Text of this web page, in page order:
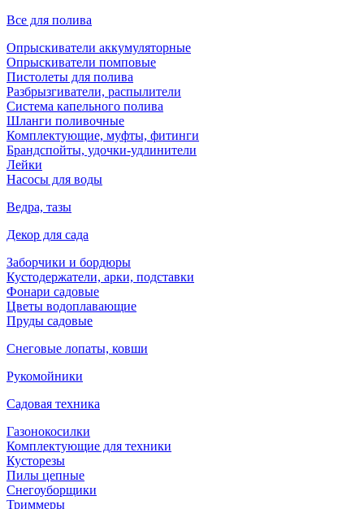
Все для полива
Опрыскиватели аккумуляторные
Опрыскиватели помповые
Пистолеты для полива
Разбрызгиватели, распылители
Система капельного полива
Шланги поливочные
Комплектующие, муфты, фитинги
Брандспойты, удочки-удлинители
Лейки
Насосы для воды
Ведра, тазы
Декор для сада
Заборчики и бордюры
Кустодержатели, арки, подставки
Фонари садовые
Цветы водоплавающие
Пруды садовые
Снеговые лопаты, ковши
Рукомойники
Садовая техника
Газонокосилки
Комплектующие для техники
Кусторезы
Пилы цепные
Снегоуборщики
Триммеры